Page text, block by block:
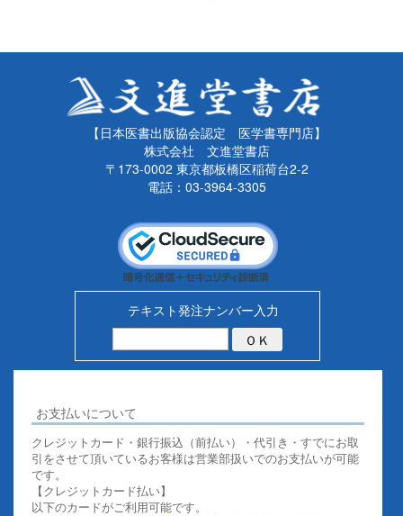
【日本医書出版協会認定 医学書専門店】
株式会社 文進堂書店
〒173-0002 東京都板橋区稲荷台2-2
電話：03-3964-3305
テキスト発注ナンバー入力
お支払いについて
クレジットカード・銀行振込（前払い）・代引き・すでにお取
引をさせて頂いているお客様は営業部扱いでのお支払いが可能
です。
【クレジットカード払い】
以下のカードがご利用可能です。